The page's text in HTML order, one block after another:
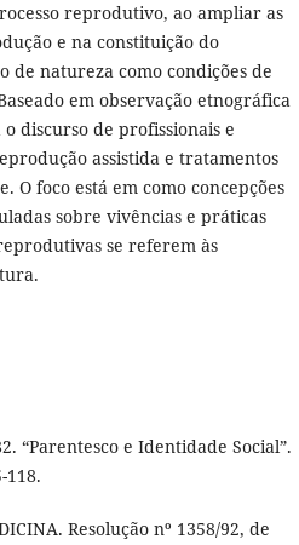
reprodutivo, ao ampliar as
e na constituição do
de natureza como condições de
em observação etnográfica
discurso de profissionais e
assistida e tratamentos
O foco está em como concepções
sobre vivências e práticas
se referem às
“Parentesco e Identidade Social”.
118.
Resolução nº 1358/92, de